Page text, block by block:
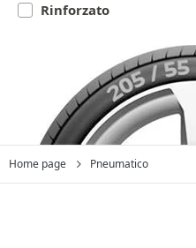
Rinforzato
Home page Pneumatico